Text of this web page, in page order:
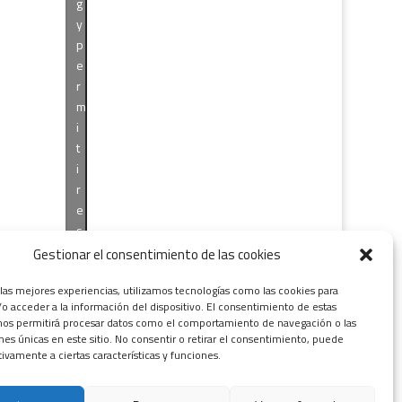
Gestionar el consentimiento de las cookies
mejores experiencias, utilizamos tecnologías como las cookies para
acceder a la información del dispositivo. El consentimiento de estas
permitirá procesar datos como el comportamiento de navegación o las
únicas en este sitio. No consentir o retirar el consentimiento, puede
a ciertas características y funciones.
y
p
e
r
m
i
t
i
r
e
s
t
c
o
n
t
n